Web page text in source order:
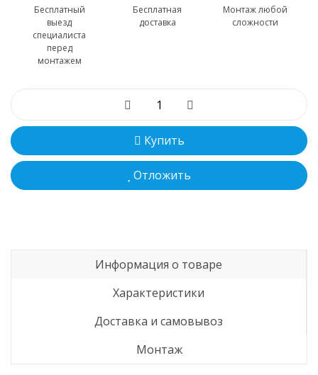
Бесплатный
выезд
специалиста
перед
монтажем
Бесплатная
доставка
Монтаж любой
сложности
Купить
Отложить
Информация о товаре
Характеристики
Доставка и самовывоз
Монтаж